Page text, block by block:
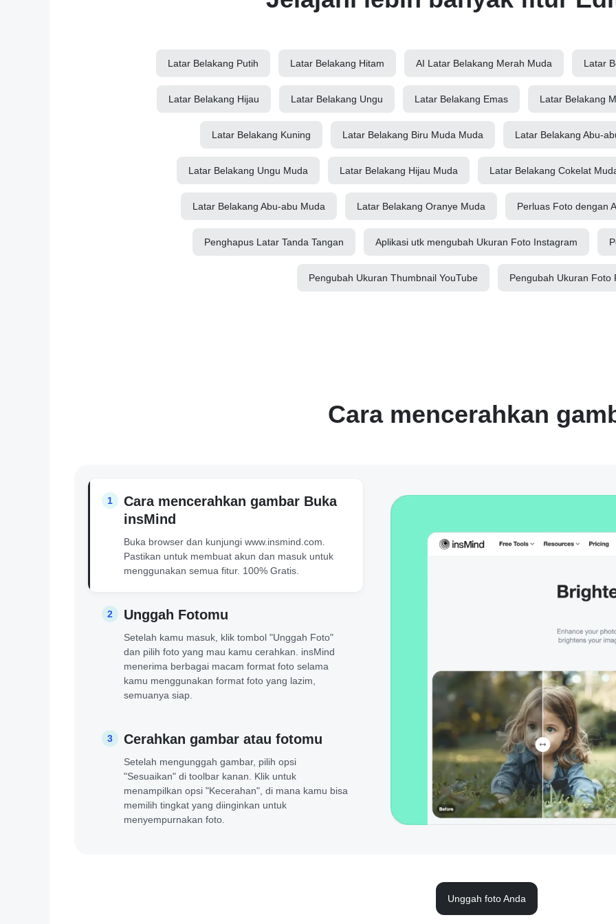
Latar Belakang Putih Latar Belakang Hitam AI Latar Belakang Merah Muda Latar
Latar Belakang Hijau Latar Belakang Ungu Latar Belakang Emas Latar Belakang
Latar Belakang Kuning Latar Belakang Biru Muda Muda Latar Belakang Abu-
Latar Belakang Ungu Muda Latar Belakang Hijau Muda Latar Belakang Cokelat
Latar Belakang Abu-abu Muda Latar Belakang Oranye Muda Perluas Foto dengan
Penghapus Latar Tanda Tangan Aplikasi utk mengubah Ukuran Foto Instagram
Pengubah Ukuran Thumbnail YouTube Pengubah Ukuran Foto
Cara mencerahkan
1
Cara mencerahkan gambar Buka
insMind
Buka browser dan kunjungi www.insmind.com.
Pastikan untuk membuat akun dan masuk untuk
menggunakan semua fitur. 100% Gratis.
2 Unggah Fotomu
Setelah kamu masuk, klik tombol "Unggah Foto"
dan pilih foto yang mau kamu cerahkan. insMind
menerima berbagai macam format foto selama
kamu menggunakan format foto yang lazim,
semuanya siap.
3 Cerahkan gambar atau fotomu
Setelah mengunggah gambar, pilih opsi
"Sesuaikan" di toolbar kanan. Klik untuk
menampilkan opsi "Kecerahan", di mana kamu bisa
memilih tingkat yang diinginkan untuk
menyempurnakan foto.
Unggah foto Anda